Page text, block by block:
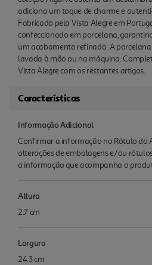
adiciona um toque de charme e
Fabricado pela Vista Alegre em
confeccionado em porcelana,
um acabamento refinado .A
lavada à mão ou na máquina.
Vista Alegre com os restantes artigos.
Características
Informação Adicional
Confirmar a informação no Rótulo do
alterações de embalagens e/ou
a informação que acompanha o
Altura
2.7 cm
Largura
24.3 cm